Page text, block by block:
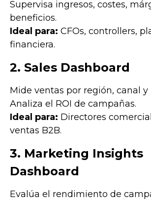
Supervisa ingresos, costes,
beneficios.
Ideal para: CFOs, controllers,
financiera.
2. Sales Dashboard
Mide ventas por región, canal y
Analiza el ROI de campañas.
Ideal para: Directores
ventas B2B.
3. Marketing Insights
Dashboard
Evalúa el rendimiento de